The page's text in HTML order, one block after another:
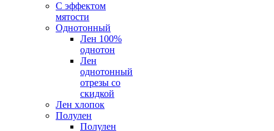
С эффектом
мятости
Однотонный
Лен 100%
однотон
Лен
однотонный
отрезы со
скидкой
Лен хлопок
Полулен
Полулен